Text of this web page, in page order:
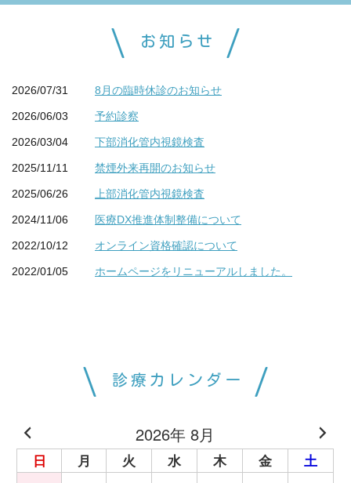
お知らせ
2026/07/31 8月の臨時休診のお知らせ
2026/06/03 予約診察
2026/03/04 下部消化管内視鏡検査
2025/11/11 禁煙外来再開のお知らせ
2025/06/26 上部消化管内視鏡検査
2024/11/06 医療DX推進体制整備について
2022/10/12 オンライン資格確認について
2022/01/05 ホームページをリニューアルしました。
診療カレンダー
2026年 8月
日 月 火 水 木 金
土